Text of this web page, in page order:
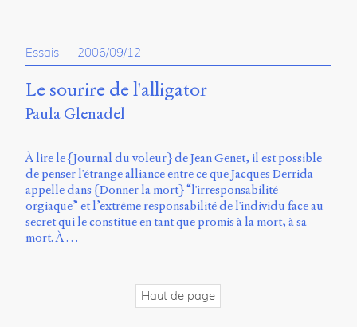
Essais — 2006/09/12
Le sourire de l'alligator
Paula Glenadel
À lire le {Journal du voleur} de Jean Genet, il est possible
de penser l'étrange alliance entre ce que Jacques Derrida
appelle dans {Donner la mort} “l'irresponsabilité
orgiaque” et l’extrême responsabilité de l'individu face au
secret qui le constitue en tant que promis à la mort, à sa
mort. À …
Haut de page